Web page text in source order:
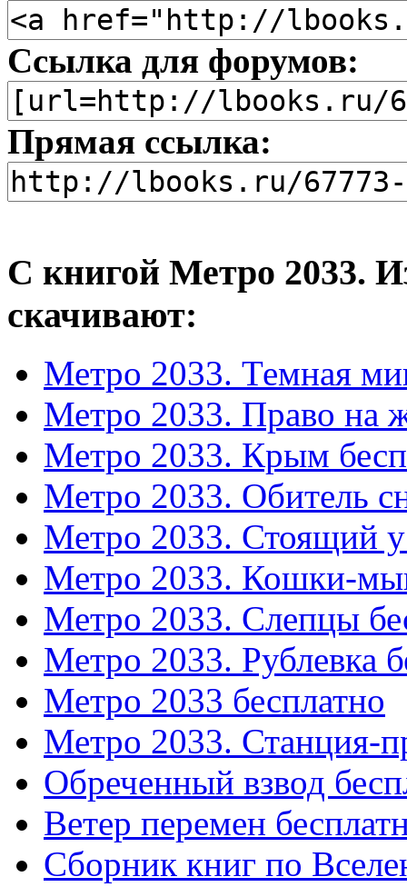
Ссылка для форумов:
Прямая ссылка:
С книгой Метро 2033.
скачивают:
Метро 2033. Темная
Метро 2033. Право на
Метро 2033. Крым
Метро 2033. Обитель
Метро 2033. Стоящий у
Метро 2033. Кошки-
Метро 2033. Слепцы
Метро 2033. Рублевка
Метро 2033 бесплатно
Метро 2033. Станция-
Обреченный взвод
Ветер перемен
Сборник книг по